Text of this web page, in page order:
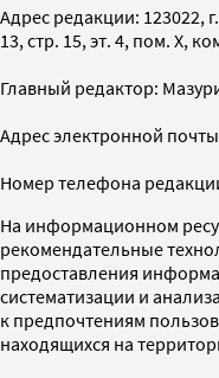
Адрес редакции: 123022,
13, стр. 15, эт. 4, пом. X,
Главный редактор:
Адрес электронной
Номер телефона
На информационном
рекомендательные
предоставления
систематизации и
к предпочтениям
находящихся на